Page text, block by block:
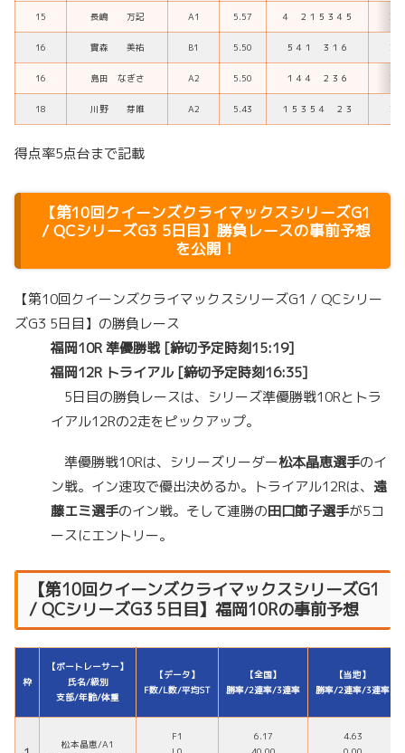
15 長嶋 万記 A1 5.57 ４ ２１５３４５ 39
16 實森 美祐 B1 5.50 ５４１ ３１６ 33
16 島田 なぎさ A2 5.50 １４４ ２３６ 33
18 川野 芽唯 A2 5.43 １５３５４ ２３ 38
得点率5点台まで記載
【第10回クイーンズクライマックスシリーズG1
/ QCシリーズG3 5日目】勝負レースの事前予想
を公開！
【第10回クイーンズクライマックスシリーズG1 / QCシリー
ズG3 5日目】の勝負レース
福岡10R 準優勝戦 [締切予定時刻15:19]
福岡12R トライアル [締切予定時刻16:35]
5日目の勝負レースは、シリーズ準優勝戦10Rとトラ
イアル12Rの2走をピックアップ。
準優勝戦10Rは、シリーズリーダー松本晶恵選手のイ
ン戦。イン速攻で優出決めるか。トライアル12Rは、 遠
藤エミ選手のイン戦。そして連勝の田口節子選手が5コ
ースにエントリー。
【第10回クイーンズクライマックスシリーズG1
/ QCシリーズG3 5日目】福岡10Rの事前予想
枠
【ボートレーサー】
氏名/級別
支部/年齢/体重
【データ】
F数/L数/平均ST
【全国】
勝率/2連率/3連率
【当地】
勝率/2連率/3連率
松本晶恵/A1
F1
6.17
4.63